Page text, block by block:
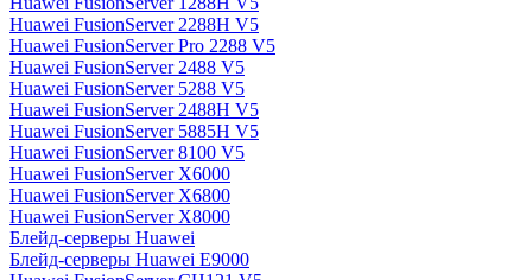
Huawei FusionServer 2288H V5
Huawei FusionServer Pro 2288 V5
Huawei FusionServer 2488 V5
Huawei FusionServer 5288 V5
Huawei FusionServer 2488H V5
Huawei FusionServer 5885H V5
Huawei FusionServer 8100 V5
Huawei FusionServer X6000
Huawei FusionServer X6800
Huawei FusionServer X8000
Блейд-серверы Huawei
Блейд-серверы Huawei E9000